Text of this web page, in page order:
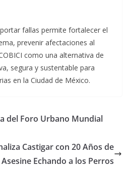
fallas permite fortalecer el
prevenir afectaciones al
como una alternativa de
segura y sustentable para
en la Ciudad de México.
del Foro Urbano Mundial
Castigar con 20 Años de
Echando a los Perros